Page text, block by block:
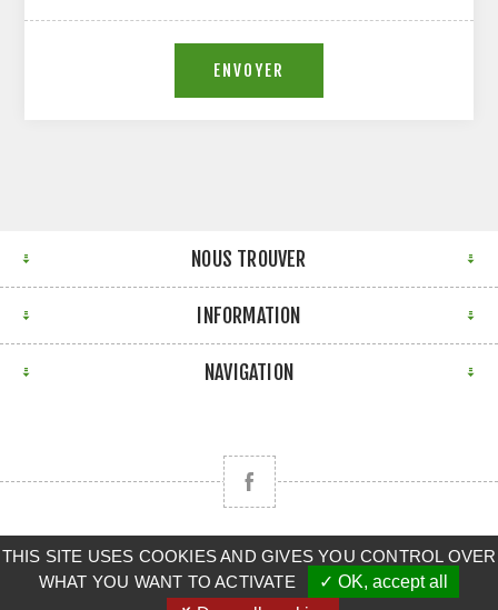
ENVOYER
NOUS TROUVER
INFORMATION
NAVIGATION
Copyright © 2026 CLAAS BRETAGNE SUD. Tous droits
réservés.
THIS SITE USES COOKIES AND GIVES YOU CONTROL OVER
WHAT YOU WANT TO ACTIVATE
✓ OK, accept all